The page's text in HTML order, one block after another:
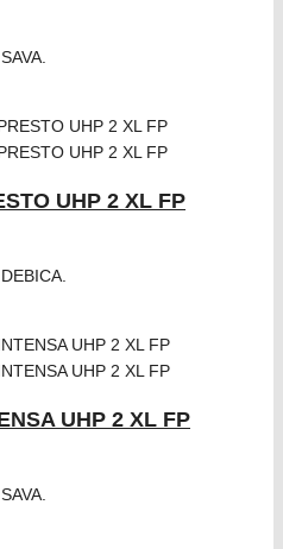
UHP 2 XL FP
UHP 2 XL FP